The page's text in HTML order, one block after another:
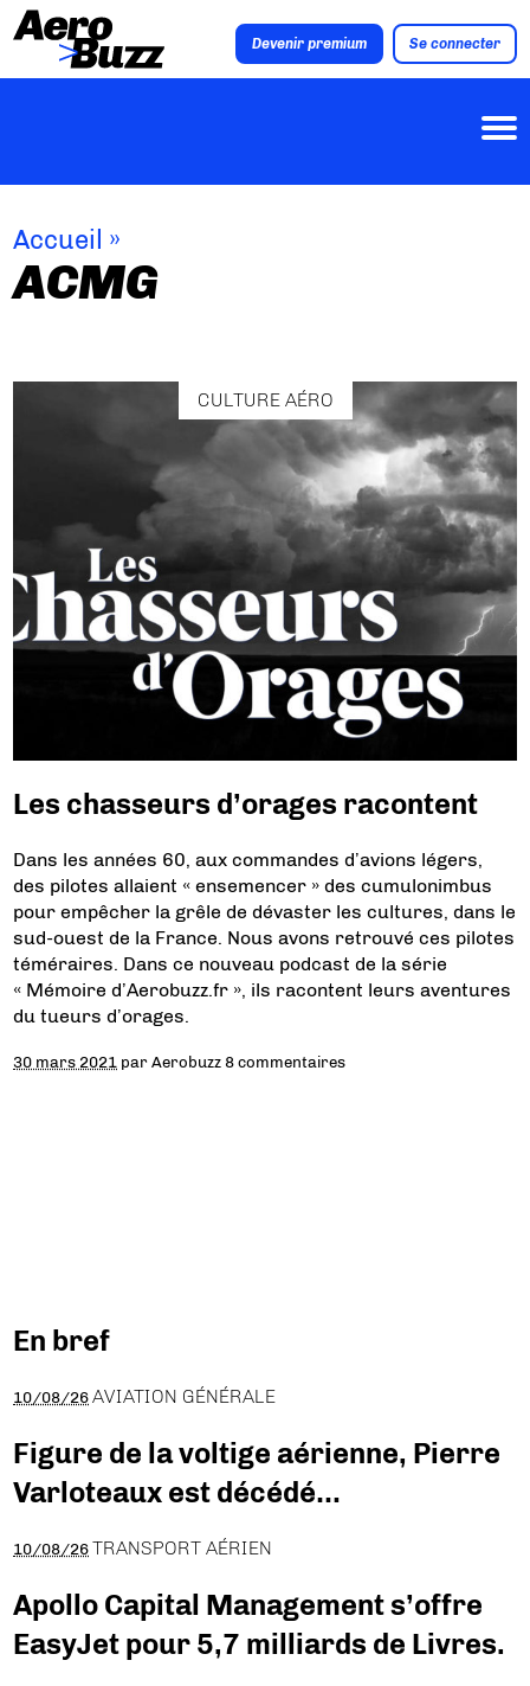
Devenir premium Se connecter
Accueil »
ACMG
CULTURE AÉRO
Les chasseurs d’orages racontent
Dans les années 60, aux commandes d’avions légers,
des pilotes allaient « ensemencer » des cumulonimbus
pour empêcher la grêle de dévaster les cultures, dans le
sud-ouest de la France. Nous avons retrouvé ces pilotes
téméraires. Dans ce nouveau podcast de la série
« Mémoire d’Aerobuzz.fr », ils racontent leurs aventures
du tueurs d’orages.
30 mars 2021 parAerobuzz 8 commentaires
En bref
10/08/26 AVIATION GÉNÉRALE
Figure de la voltige aérienne, Pierre
Varloteaux est décédé…
10/08/26 TRANSPORT AÉRIEN
Apollo Capital Management s’offre
EasyJet pour 5,7 milliards de Livres.